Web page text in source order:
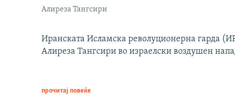
Алиреза Тангсири
Иранската Исламска револуционерна гарда
Алиреза Тангсири во израелски воздушен
прочитај повеќе